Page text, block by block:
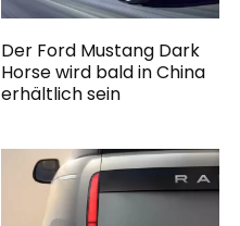
Der Ford Mustang Dark
Horse wird bald in China
erhältlich sein